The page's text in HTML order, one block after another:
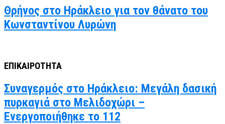
Θρήνος στο Ηράκλειο για τον θάνατο του
Κωνσταντίνου Λυρώνη
ΕΠΙΚΑΙΡΟΤΗΤΑ
Συναγερμός στο Ηράκλειο: Μεγάλη δασική
πυρκαγιά στο Μελιδοχώρι –
Ενεργοποιήθηκε το 112